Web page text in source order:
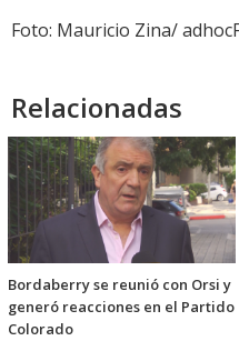
Foto: Mauricio Zina/
Relacionadas
Bordaberry se reunió con Orsi y
generó reacciones en el Partido
Colorado